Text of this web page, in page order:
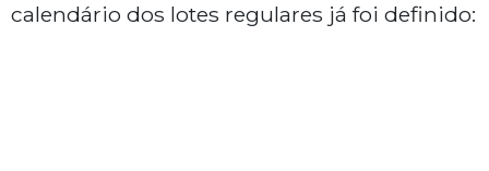
calendário dos lotes regulares já foi definido: